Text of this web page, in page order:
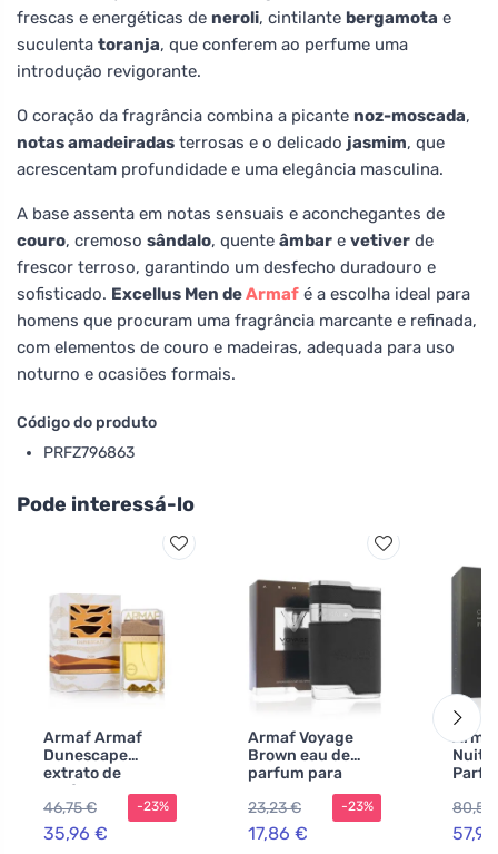
frescas e energéticas de neroli, cintilante bergamota e
suculenta toranja, que conferem ao perfume uma
introdução revigorante.
O coração da fragrância combina a picante noz-moscada,
notas amadeiradas terrosas e o delicado jasmim, que
acrescentam profundidade e uma elegância masculina.
A base assenta em notas sensuais e aconchegantes de
couro, cremoso sândalo, quente âmbar e vetiver de
frescor terroso, garantindo um desfecho duradouro e
sofisticado. Excellus Men deArmaf é a escolha ideal para
homens que procuram uma fragrância marcante e refinada,
com elementos de couro e madeiras, adequada para uso
noturno e ocasiões formais.
Código do produto
PRFZ796863
Pode interessá-lo
Armaf Armaf
Dunescape
extrato de
perfume
unissexo
46,75 €
35,96 €
-23%
Armaf Voyage
Brown eau de
parfum para
homens 100 ml
23,23 €
17,86 €
-23%
Nuit
80,54